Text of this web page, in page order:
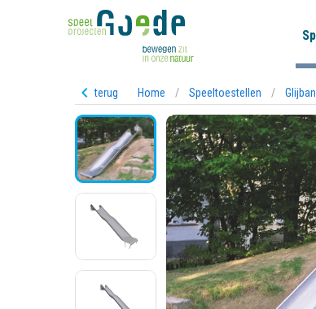
terug Home / Speeltoestellen /